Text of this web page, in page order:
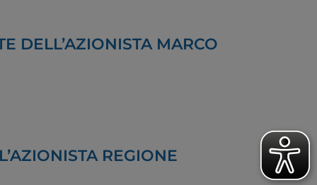
DELL’AZIONISTA MARCO
REGIONE